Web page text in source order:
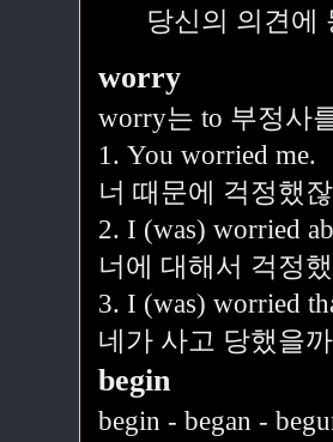
당신의 의견에
worry
worry는 to 부정사
1. You worried me.
너 때문에 걱정했
2. I (was) worried
너에 대해서 걱정
3. I (was) worried
네가 사고 당했을
begin
begin - began -